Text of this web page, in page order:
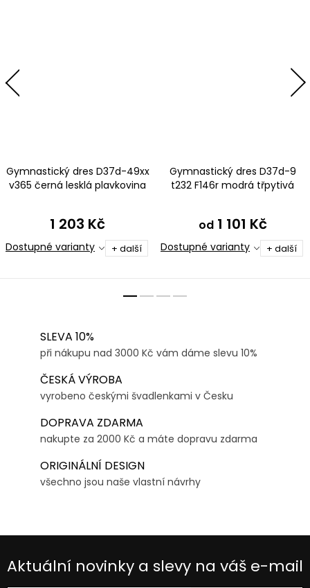
Gymnastický dres D37d-49xx
v365 černá lesklá plavkovina
1 203 Kč
Dostupné varianty + další
Gymnastický dres D37d-9
t232 F146r modrá třpytivá
od1 101 Kč
Dostupné varianty + další
SLEVA 10%
při nákupu nad 3000 Kč vám dáme slevu 10%
ČESKÁ VÝROBA
vyrobeno českými švadlenkami v Česku
DOPRAVA ZDARMA
nakupte za 2000 Kč a máte dopravu zdarma
ORIGINÁLNÍ DESIGN
všechno jsou naše vlastní návrhy
Aktuální novinky a slevy na váš e-mail